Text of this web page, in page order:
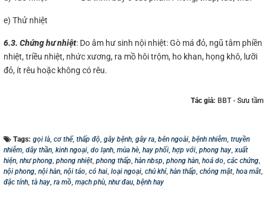
e) Thử nhiệt
6.3. Chứng hư nhiệt: Do âm hư sinh nội nhiệt: Gò má đỏ, ngũ tâm phiền
nhiệt, triều nhiệt, nhức xương, ra mồ hôi trộm, ho khan, họng khô, lưỡi
đỏ, ít rêu hoặc không có rêu.
Tác giả: BBT - Sưu tầm
Tags: gọi là, cơ thể, thấp độ, gây bệnh, gây ra, bên ngoài, bệnh nhiễm, truyền
nhiễm, dây thần, kinh ngoại, do lạnh, mùa hè, hay phối, hợp với, phong hay,xuất
hiện, như phong, phong nhiệt, phong thấp, hàn nbsp, phong hàn, hoả do, các chứng,
nội phong, nội hàn, nội táo, có hai, loại ngoại, chủ khí, hàn thấp, chóng mặt, hoa mắt,
đặc tính, tà hay, ra mồ, mạch phù, như đau, bệnh hay